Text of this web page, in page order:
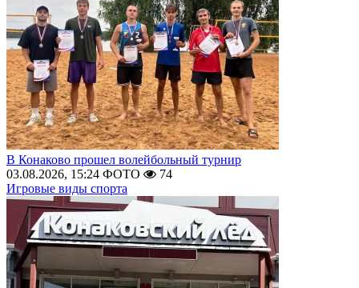
В Конаково прошел волейбольный турнир
03.08.2026, 15:24 ФОТО
74
Игровые виды спорта